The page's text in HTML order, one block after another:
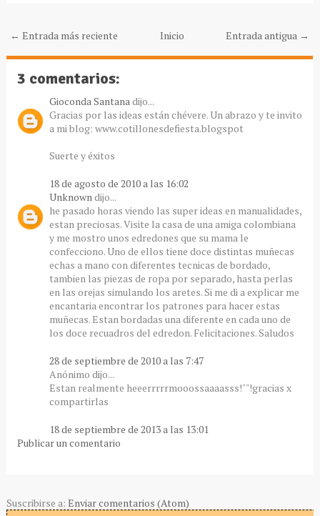
← Entrada más reciente Entrada antigua →
Inicio
3 comentarios:
Gioconda Santana dijo...
Gracias por las ideas están chévere. Un abrazo y te invito
a mi blog: www.cotillonesdefiesta.blogspot
Suerte y éxitos
18 de agosto de 2010 a las 16:02
Unknown dijo...
he pasado horas viendo las super ideas en manualidades,
estan preciosas. Visite la casa de una amiga colombiana
y me mostro unos edredones que su mama le
confecciono. Uno de ellos tiene doce distintas muñecas
echas a mano con diferentes tecnicas de bordado,
tambien las piezas de ropa por separado, hasta perlas
en las orejas simulando los aretes. Si me di a explicar me
encantaria encontrar los patrones para hacer estas
muñecas. Estan bordadas una diferente en cada uno de
los doce recuadros del edredon. Felicitaciones. Saludos
28 de septiembre de 2010 a las 7:47
Anónimo dijo...
Estan realmente heeerrrrrmooossaaaasss!""!gracias x
compartirlas
18 de septiembre de 2013 a las 13:01
Publicar un comentario
Suscribirse a: Enviar comentarios (Atom)